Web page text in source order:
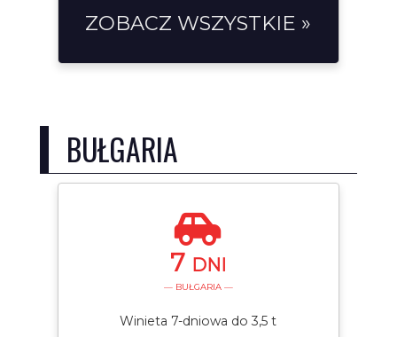
ZOBACZ WSZYSTKIE »
BUŁGARIA
7 DNI
— BUŁGARIA —
Winieta 7-dniowa do 3,5 t